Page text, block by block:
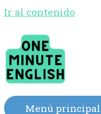
Ir al contenido
Menú principal